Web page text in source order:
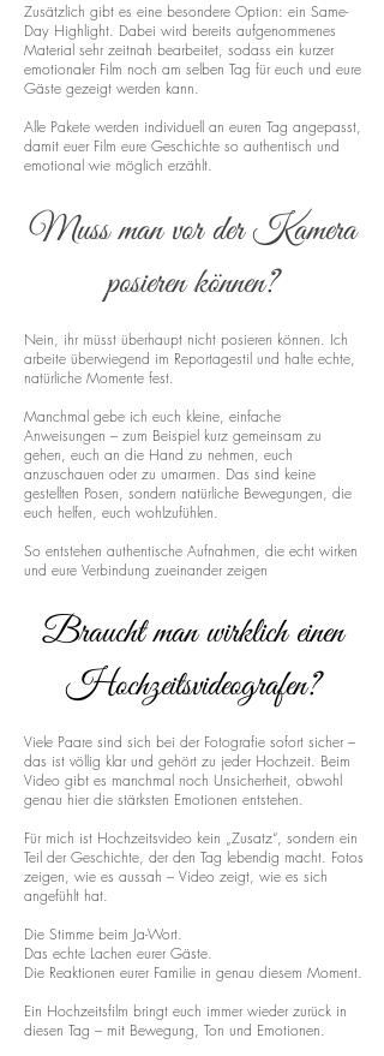
Zusätzlich gibt es eine besondere Option: ein Same-
Day Highlight. Dabei wird bereits aufgenommenes
Material sehr zeitnah bearbeitet, sodass ein kurzer
emotionaler Film noch am selben Tag für euch und eure
Gäste gezeigt werden kann.
Alle Pakete werden individuell an euren Tag angepasst,
damit euer Film eure Geschichte so authentisch und
emotional wie möglich erzählt.
Muss man vor der Kamera
posieren können?
Nein, ihr müsst überhaupt nicht posieren können. Ich
arbeite überwiegend im Reportagestil und halte echte,
natürliche Momente fest.
Manchmal gebe ich euch kleine, einfache
Anweisungen – zum Beispiel kurz gemeinsam zu
gehen, euch an die Hand zu nehmen, euch
anzuschauen oder zu umarmen. Das sind keine
gestellten Posen, sondern natürliche Bewegungen, die
euch helfen, euch wohlzufühlen.
So entstehen authentische Aufnahmen, die echt wirken
und eure Verbindung zueinander zeigen
Braucht man wirklich einen
Hochzeitsvideografen?
Viele Paare sind sich bei der Fotografie sofort sicher –
das ist völlig klar und gehört zu jeder Hochzeit. Beim
Video gibt es manchmal noch Unsicherheit, obwohl
genau hier die stärksten Emotionen entstehen.
Für mich ist Hochzeitsvideo kein „Zusatz“, sondern ein
Teil der Geschichte, der den Tag lebendig macht. Fotos
zeigen, wie es aussah – Video zeigt, wie es sich
angefühlt hat.
Die Stimme beim Ja-Wort.
Das echte Lachen eurer Gäste.
Die Reaktionen eurer Familie in genau diesem Moment.
Ein Hochzeitsfilm bringt euch immer wieder zurück in
diesen Tag – mit Bewegung, Ton und Emotionen.